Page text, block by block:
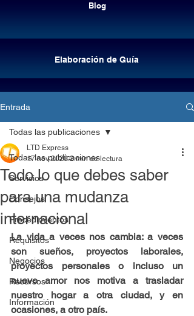
Blog
Elaboración de Guía
Elaboración de guía
Entrada
Todas las publicaciones
Servicios
Consejos
Procedimientos
Requisitos
Negocios
Recursos
Información
Todas las publicaciones
Todo lo que debes saber
para una mudanza
internacional
LTD Express
17 nov 2020 2 min de lectura
La vida a veces nos cambia: a veces
son sueños, proyectos laborales,
proyectos personales o incluso un
nuevo amor nos motiva a trasladar
nuestro hogar a otra ciudad, y en
ocasiones, a otro país.